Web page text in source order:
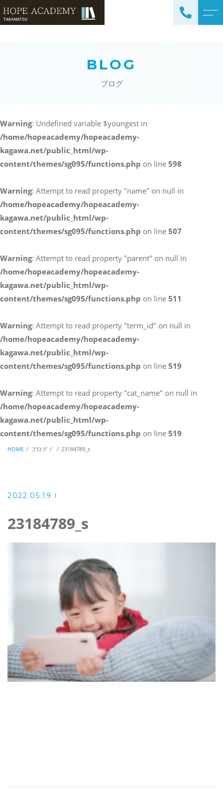
（4科目）
中学生コース（5科目）
高校生コース（3科目）
英会話コース（幼児～小学
校低学年）
087-887-7663
Webからのお問い合わせ
CONTACT
BLOG
ブログ
Warning: Undefined variable $youngest in
/home/hopeacademy/hopeacademy-
kagawa.net/public_html/wp-
content/themes/sg095/functions.php on line 598
Warning: Attempt to read property "name" on null in
/home/hopeacademy/hopeacademy-
kagawa.net/public_html/wp-
content/themes/sg095/functions.php on line 507
Warning: Attempt to read property "parent" on null in
/home/hopeacademy/hopeacademy-
kagawa.net/public_html/wp-
content/themes/sg095/functions.php on line 511
Warning: Attempt to read property "term_id" on null in
/home/hopeacademy/hopeacademy-
kagawa.net/public_html/wp-
content/themes/sg095/functions.php on line 519
Warning: Attempt to read property "cat_name" on null in
/home/hopeacademy/hopeacademy-
kagawa.net/public_html/wp-
content/themes/sg095/functions.php on line 519
HOME ブログ 23184789_s
2022.05.19
23184789_s